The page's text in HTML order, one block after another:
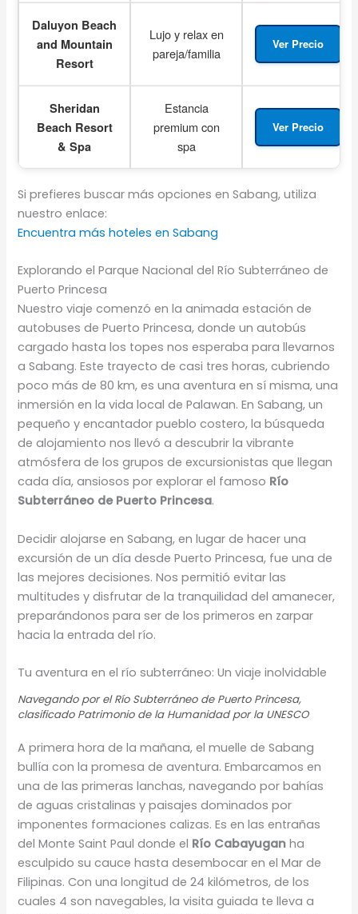
Daluyon Beach
and Mountain
Resort
Lujo y relax en
pareja/familia
Ver Precio
Sheridan
Beach Resort
& Spa
Estancia
premium con
spa
Ver Precio
Si prefieres buscar más opciones en Sabang, utiliza
nuestro enlace:
Encuentra más hoteles en Sabang
Explorando el Parque Nacional del Río Subterráneo de
Puerto Princesa
Nuestro viaje comenzó en la animada estación de
autobuses de Puerto Princesa, donde un autobús
cargado hasta los topes nos esperaba para llevarnos
a Sabang. Este trayecto de casi tres horas, cubriendo
poco más de 80 km, es una aventura en sí misma, una
inmersión en la vida local de Palawan. En Sabang, un
pequeño y encantador pueblo costero, la búsqueda
de alojamiento nos llevó a descubrir la vibrante
atmósfera de los grupos de excursionistas que llegan
cada día, ansiosos por explorar el famoso Río
Subterráneo de Puerto Princesa.
Decidir alojarse en Sabang, en lugar de hacer una
excursión de un día desde Puerto Princesa, fue una de
las mejores decisiones. Nos permitió evitar las
multitudes y disfrutar de la tranquilidad del amanecer,
preparándonos para ser de los primeros en zarpar
hacia la entrada del río.
Tu aventura en el río subterráneo: Un viaje inolvidable
Navegando por el Río Subterráneo de Puerto Princesa,
clasificado Patrimonio de la Humanidad por la UNESCO
A primera hora de la mañana, el muelle de Sabang
bullía con la promesa de aventura. Embarcamos en
una de las primeras lanchas, navegando por bahías
de aguas cristalinas y paisajes dominados por
imponentes formaciones calizas. Es en las entrañas
del Monte Saint Paul donde el Río Cabayugan ha
esculpido su cauce hasta desembocar en el Mar de
Filipinas. Con una longitud de 24 kilómetros, de los
cuales 4 son navegables, la visita guiada te lleva a